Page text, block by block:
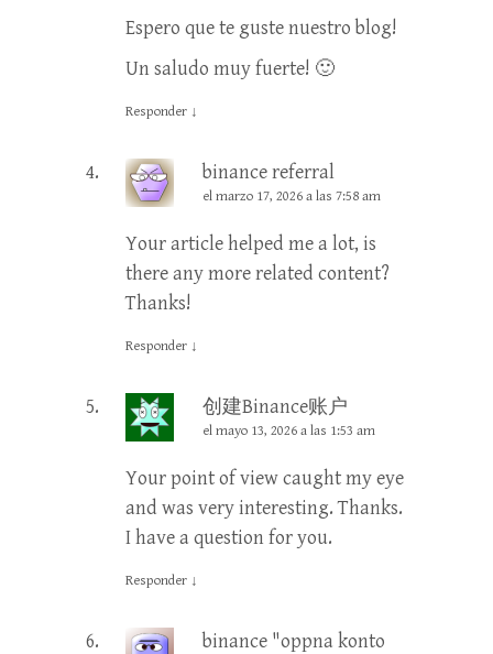
Espero que te guste nuestro blog!
Un saludo muy fuerte! 🙂
Responder ↓
binance referral
el marzo 17, 2026 a las 7:58 am
Your article helped me a lot, is
there any more related content?
Thanks!
Responder ↓
创建Binance账户
el mayo 13, 2026 a las 1:53 am
Your point of view caught my eye
and was very interesting. Thanks.
I have a question for you.
Responder ↓
binance "oppna konto